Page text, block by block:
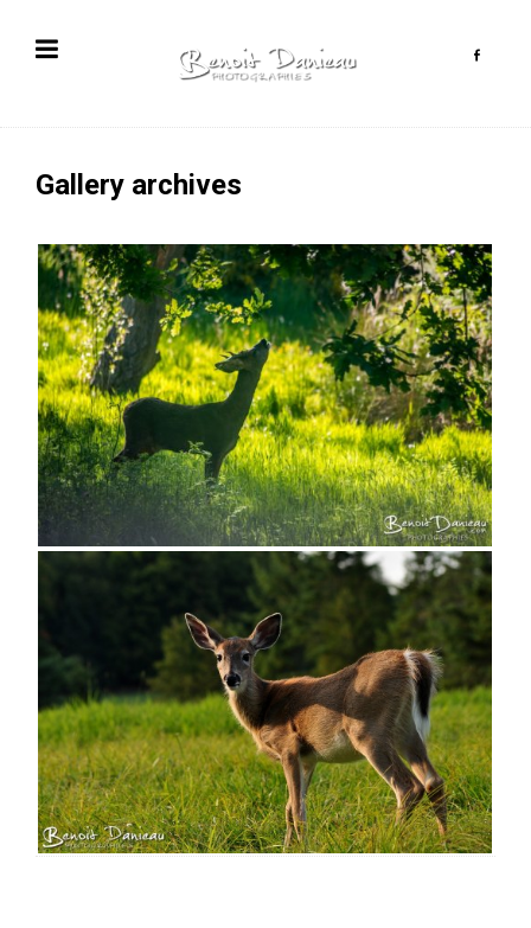
Gallery archives